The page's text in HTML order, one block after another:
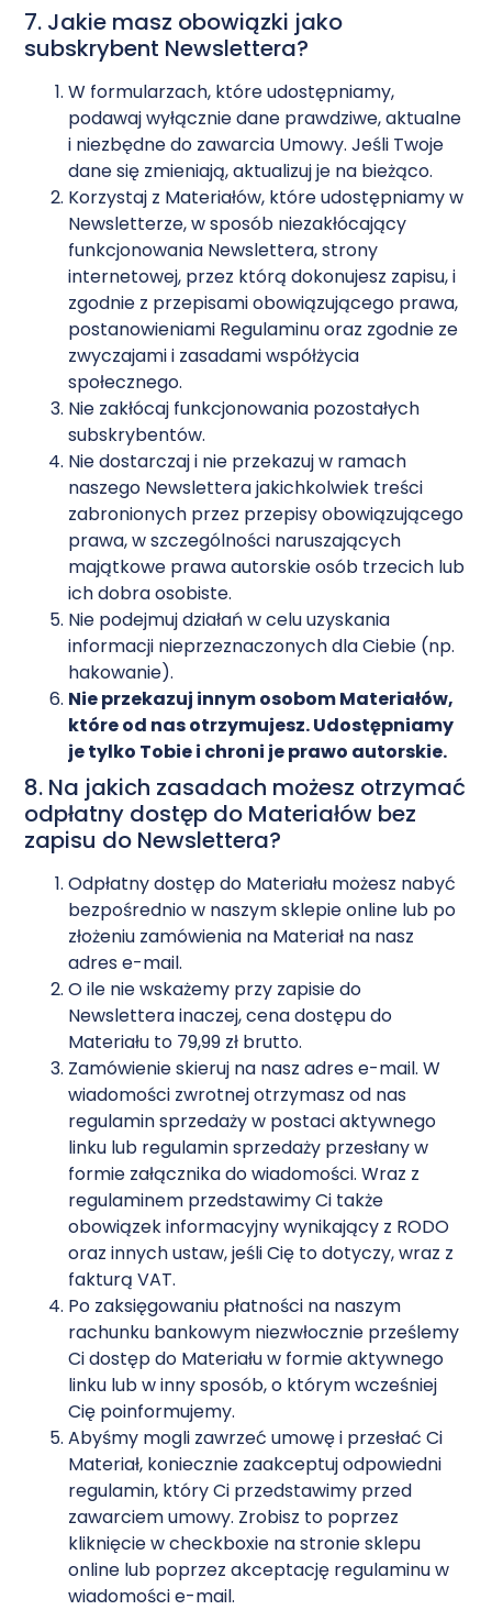
7. Jakie masz obowiązki jako
subskrybent Newslettera?
W formularzach, które udostępniamy,
podawaj wyłącznie dane prawdziwe, aktualne
i niezbędne do zawarcia Umowy. Jeśli Twoje
dane się zmieniają, aktualizuj je na bieżąco.
Korzystaj z Materiałów, które udostępniamy w
Newsletterze, w sposób niezakłócający
funkcjonowania Newslettera, strony
internetowej, przez którą dokonujesz zapisu, i
zgodnie z przepisami obowiązującego prawa,
postanowieniami Regulaminu oraz zgodnie ze
zwyczajami i zasadami współżycia
społecznego.
Nie zakłócaj funkcjonowania pozostałych
subskrybentów.
Nie dostarczaj i nie przekazuj w ramach
naszego Newslettera jakichkolwiek treści
zabronionych przez przepisy obowiązującego
prawa, w szczególności naruszających
majątkowe prawa autorskie osób trzecich lub
ich dobra osobiste.
Nie podejmuj działań w celu uzyskania
informacji nieprzeznaczonych dla Ciebie (np.
hakowanie).
Nie przekazuj innym osobom Materiałów,
które od nas otrzymujesz. Udostępniamy
je tylko Tobie i chroni je prawo autorskie.
8. Na jakich zasadach możesz otrzymać
odpłatny dostęp do Materiałów bez
zapisu do Newslettera?
Odpłatny dostęp do Materiału możesz nabyć
bezpośrednio w naszym sklepie online lub po
złożeniu zamówienia na Materiał na nasz
adres e-mail.
O ile nie wskażemy przy zapisie do
Newslettera inaczej, cena dostępu do
Materiału to 79,99 zł brutto.
Zamówienie skieruj na nasz adres e-mail. W
wiadomości zwrotnej otrzymasz od nas
regulamin sprzedaży w postaci aktywnego
linku lub regulamin sprzedaży przesłany w
formie załącznika do wiadomości. Wraz z
regulaminem przedstawimy Ci także
obowiązek informacyjny wynikający z RODO
oraz innych ustaw, jeśli Cię to dotyczy, wraz z
fakturą VAT.
Po zaksięgowaniu płatności na naszym
rachunku bankowym niezwłocznie prześlemy
Ci dostęp do Materiału w formie aktywnego
linku lub w inny sposób, o którym wcześniej
Cię poinformujemy.
Abyśmy mogli zawrzeć umowę i przesłać Ci
Materiał, koniecznie zaakceptuj odpowiedni
regulamin, który Ci przedstawimy przed
zawarciem umowy. Zrobisz to poprzez
kliknięcie w checkboxie na stronie sklepu
online lub poprzez akceptację regulaminu w
wiadomości e-mail.